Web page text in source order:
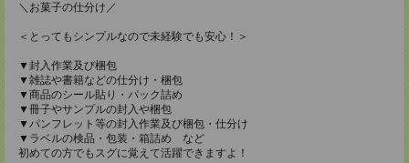
＼お菓子の仕分け／
＜とってもシンプルなので未経験でも安心！＞
▼封入作業及び梱包
▼雑誌や書籍などの仕分け・梱包
▼商品のシール貼り・パック詰め
▼冊子やサンプルの封入や梱包
▼パンフレット等の封入作業及び梱包・仕分け
▼ラベルの検品・包装・箱詰め など
初めての方でもスグに覚えて活躍できますよ！